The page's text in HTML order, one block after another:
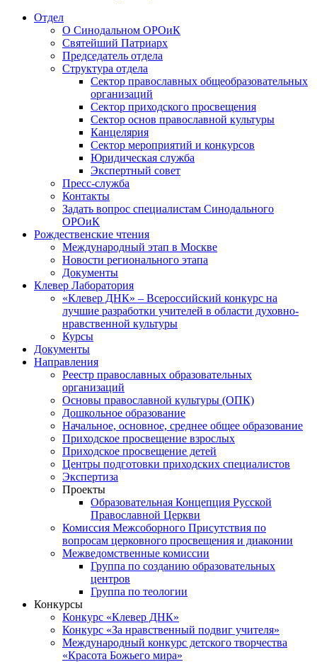
Отдел
О Синодальном ОРОиК
Святейший Патриарх
Председатель отдела
Структура отдела
Сектор православных общеобразовательных
организаций
Сектор приходского просвещения
Сектор основ православной культуры
Канцелярия
Сектор мероприятий и конкурсов
Юридическая служба
Экспертный совет
Пресс-служба
Контакты
Задать вопрос специалистам Синодального
ОРОиК
Рождественские чтения
Международный этап в Москве
Новости регионального этапа
Документы
Клевер Лаборатория
«Клевер ДНК» – Всероссийский конкурс на
лучшие разработки учителей в области духовно-
нравственной культуры
Курсы
Документы
Направления
Реестр православных образовательных
организаций
Основы православной культуры (ОПК)
Дошкольное образование
Начальное, основное, среднее общее образование
Приходское просвещение взрослых
Приходское просвещение детей
Центры подготовки приходских специалистов
Экспертиза
Проекты
Образовательная Концепция Русской
Православной Церкви
Комиссия Межсоборного Присутствия по
вопросам церковного просвещения и диаконии
Межведомственные комиссии
Группа по созданию образовательных
центров
Группа по теологии
Конкурсы
Конкурс «Клевер ДНК»
Конкурс «За нравственный подвиг учителя»
Международный конкурс детского творчества
«Красота Божьего мира»